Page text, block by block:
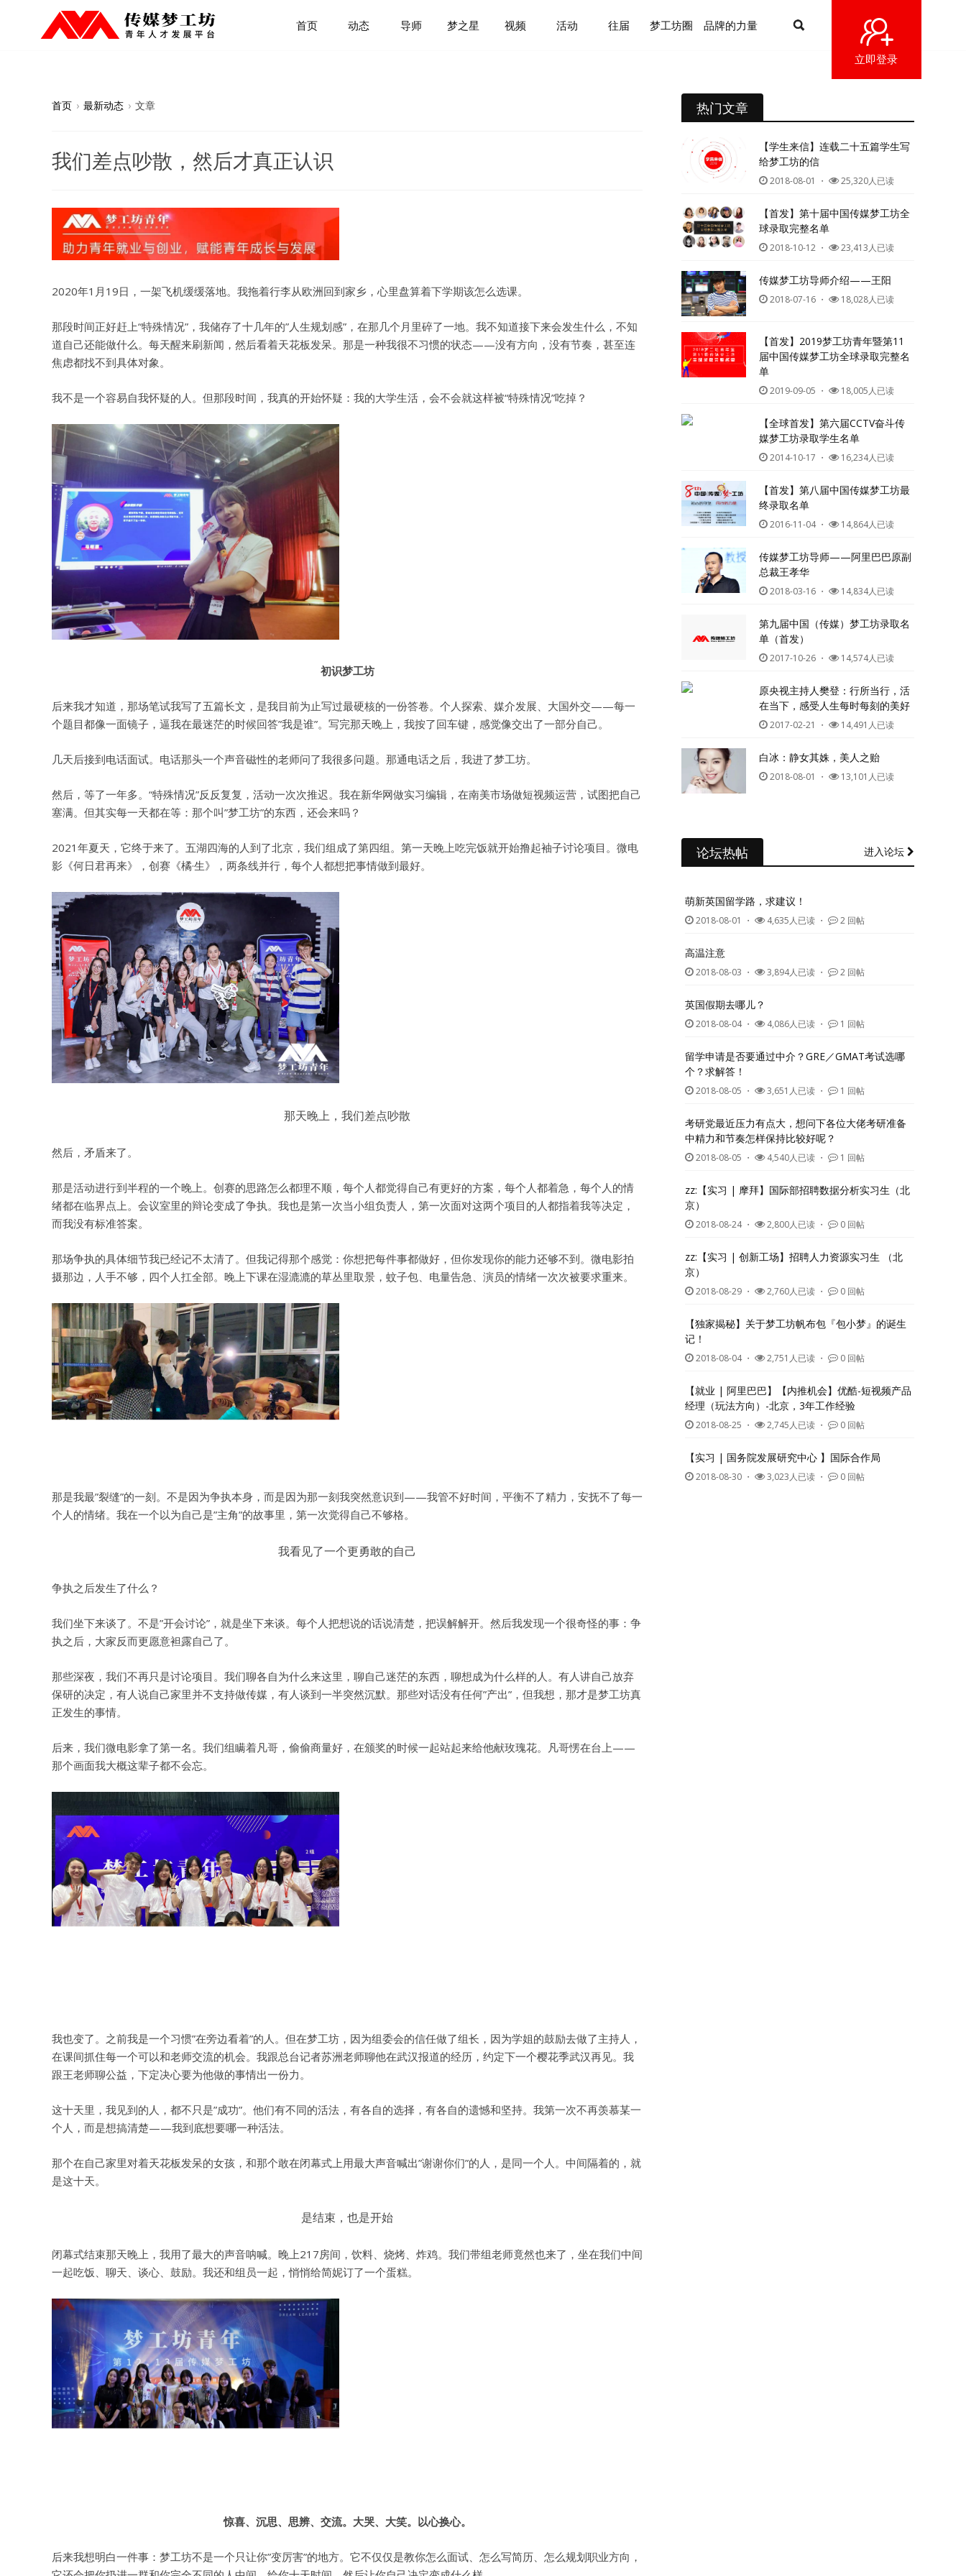
立即登录
忘记密码?
首页 动态 导师 梦之星 视频 活动 往届 梦工坊圈 品牌的力量
首页 › 最新动态 › 文章
我们差点吵散，然后才真正认识
2020年1月19日，一架飞机缓缓落地。我拖着行李从欧洲回到家乡，心里盘算着下学期该怎么选课。
那段时间正好赶上“特殊情况”，我储存了十几年的”人生规划感”，在那几个月里碎了一地。我不知道接下来会发生什么，不知
道自己还能做什么。每天醒来刷新闻，然后看着天花板发呆。那是一种我很不习惯的状态——没有方向，没有节奏，甚至连
焦虑都找不到具体对象。
我不是一个容易自我怀疑的人。但那段时间，我真的开始怀疑：我的大学生活，会不会就这样被“特殊情况”吃掉？
初识梦工坊
后来我才知道，那场笔试我写了五篇长文，是我目前为止写过最硬核的一份答卷。个人探索、媒介发展、大国外交——每一
个题目都像一面镜子，逼我在最迷茫的时候回答”我是谁”。写完那天晚上，我按了回车键，感觉像交出了一部分自己。
几天后接到电话面试。电话那头一个声音磁性的老师问了我很多问题。那通电话之后，我进了梦工坊。
然后，等了一年多。“特殊情况”反反复复，活动一次次推迟。我在新华网做实习编辑，在南美市场做短视频运营，试图把自己
塞满。但其实每一天都在等：那个叫”梦工坊”的东西，还会来吗？
2021年夏天，它终于来了。五湖四海的人到了北京，我们组成了第四组。第一天晚上吃完饭就开始撸起袖子讨论项目。微电
影《何日君再来》，创赛《橘·生》，两条线并行，每个人都想把事情做到最好。
那天晚上，我们差点吵散
然后，矛盾来了。
那是活动进行到半程的一个晚上。创赛的思路怎么都理不顺，每个人都觉得自己有更好的方案，每个人都着急，每个人的情
绪都在临界点上。会议室里的辩论变成了争执。我也是第一次当小组负责人，第一次面对这两个项目的人都指着我等决定，
而我没有标准答案。
那场争执的具体细节我已经记不太清了。但我记得那个感觉：你想把每件事都做好，但你发现你的能力还够不到。微电影拍
摄那边，人手不够，四个人扛全部。晚上下课在湿漉漉的草丛里取景，蚊子包、电量告急、演员的情绪一次次被要求重来。
那是我最”裂缝”的一刻。不是因为争执本身，而是因为那一刻我突然意识到——我管不好时间，平衡不了精力，安抚不了每一
个人的情绪。我在一个以为自己是”主角”的故事里，第一次觉得自己不够格。
我看见了一个更勇敢的自己
争执之后发生了什么？
我们坐下来谈了。不是”开会讨论”，就是坐下来谈。每个人把想说的话说清楚，把误解解开。然后我发现一个很奇怪的事：争
执之后，大家反而更愿意袒露自己了。
那些深夜，我们不再只是讨论项目。我们聊各自为什么来这里，聊自己迷茫的东西，聊想成为什么样的人。有人讲自己放弃
保研的决定，有人说自己家里并不支持做传媒，有人谈到一半突然沉默。那些对话没有任何”产出”，但我想，那才是梦工坊真
正发生的事情。
后来，我们微电影拿了第一名。我们组瞒着凡哥，偷偷商量好，在颁奖的时候一起站起来给他献玫瑰花。凡哥愣在台上——
那个画面我大概这辈子都不会忘。
我也变了。之前我是一个习惯”在旁边看着”的人。但在梦工坊，因为组委会的信任做了组长，因为学姐的鼓励去做了主持人，
在课间抓住每一个可以和老师交流的机会。我跟总台记者苏洲老师聊他在武汉报道的经历，约定下一个樱花季武汉再见。我
跟王老师聊公益，下定决心要为他做的事情出一份力。
这十天里，我见到的人，都不只是”成功”。他们有不同的活法，有各自的选择，有各自的遗憾和坚持。我第一次不再羡慕某一
个人，而是想搞清楚——我到底想要哪一种活法。
那个在自己家里对着天花板发呆的女孩，和那个敢在闭幕式上用最大声音喊出”谢谢你们”的人，是同一个人。中间隔着的，就
是这十天。
是结束，也是开始
闭幕式结束那天晚上，我用了最大的声音呐喊。晚上217房间，饮料、烧烤、炸鸡。我们带组老师竟然也来了，坐在我们中间
一起吃饭、聊天、谈心、鼓励。我还和组员一起，悄悄给简妮订了一个蛋糕。
惊喜、沉思、思辨、交流。大哭、大笑。以心换心。
后来我想明白一件事：梦工坊不是一个只让你”变厉害”的地方。它不仅仅是教你怎么面试、怎么写简历、怎么规划职业方向，
热门文章
【学生来信】连载二十五篇学生写
给梦工坊的信
2018-08-01 ・ 25,320人已读
【首发】第十届中国传媒梦工坊全
球录取完整名单
2018-10-12 ・ 23,413人已读
传媒梦工坊导师介绍——王阳
2018-07-16 ・ 18,028人已读
【首发】2019梦工坊青年暨第11
届中国传媒梦工坊全球录取完整名
单
2019-09-05 ・ 18,005人已读
【全球首发】第六届CCTV奋斗传
媒梦工坊录取学生名单
2014-10-17 ・ 16,234人已读
【首发】第八届中国传媒梦工坊最
终录取名单
2016-11-04・ 14,864人已读
传媒梦工坊导师——阿里巴巴原副
总裁王孝华
2018-03-16 ・ 14,834人已读
第九届中国（传媒）梦工坊录取名
单（首发）
2017-10-26 ・ 14,574人已读
原央视主持人樊登：行所当行，活
在当下，感受人生每时每刻的美好
2017-02-21 ・ 14,491人已读
白冰：静女其姝，美人之贻
2018-08-01 ・ 13,101人已读
论坛热帖 进入论坛
萌新英国留学路，求建议！
2018-08-01 ・ 4,635人已读 ・ 2 回帖
高温注意
2018-08-03 ・ 3,894人已读 ・ 2 回帖
英国假期去哪儿？
2018-08-04・ 4,086人已读 ・ 1 回帖
留学申请是否要通过中介？GRE／GMAT考试选哪
个？求解答！
2018-08-05 ・ 3,651人已读 ・ 1 回帖
考研党最近压力有点大，想问下各位大佬考研准备
中精力和节奏怎样保持比较好呢？
2018-08-05 ・ 4,540人已读 ・ 1 回帖
zz:【实习 | 摩拜】国际部招聘数据分析实习生（北
京）
2018-08-24・ 2,800人已读 ・ 0 回帖
zz:【实习 | 创新工场】招聘人力资源实习生 （北
京）
2018-08-29 ・ 2,760人已读 ・ 0 回帖
【独家揭秘】关于梦工坊帆布包『包小梦』的诞生
记！
2018-08-04・ 2,751人已读 ・ 0 回帖
【就业 | 阿里巴巴】【内推机会】优酷-短视频产品
经理（玩法方向）-北京，3年工作经验
2018-08-25 ・ 2,745人已读 ・ 0 回帖
【实习 | 国务院发展研究中心 】国际合作局
2018-08-30 ・ 3,023人已读 ・ 0 回帖